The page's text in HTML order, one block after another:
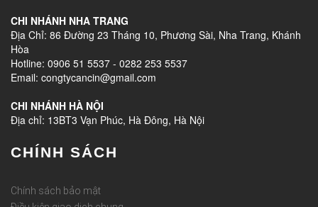
CHI NHÁNH NHA TRANG
Địa Chỉ: 86 Đường 23 Tháng 10, Phương Sài, Nha Trang, Khánh
Hòa
Hotline: 0906 51 5537 - 0282 253 5537
Email: congtycancin@gmail.com
CHI NHÁNH HÀ NỘI
Địa chỉ: 13BT3 Vạn Phúc, Hà Đông, Hà Nội
CHÍNH SÁCH
Chính sách bảo mật